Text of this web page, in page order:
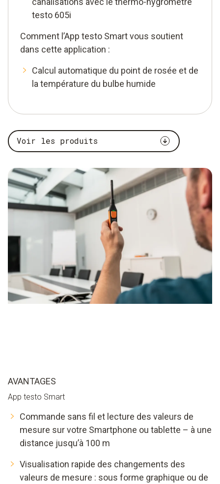
testo 605i
Comment l’App testo Smart vous soutient
dans cette application :
Calcul automatique du point de rosée et de
la température du bulbe humide
Voir les produits
AVANTAGES
App testo Smart
Commande sans fil et lecture des valeurs de
mesure sur votre Smartphone ou tablette – à une
distance jusqu’à 100 m
Visualisation rapide des changements des
valeurs de mesure : sous forme graphique ou de